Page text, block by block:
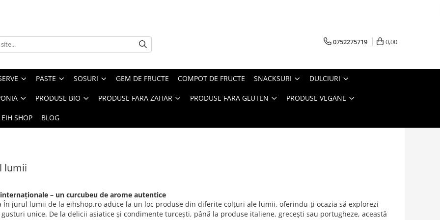
0752275719 0,00
PASTE SOSURI GEM DE FRUCTE COMPOT DE FRUCTE SNACKSURI DULCIURI
PRODUSE BIO PRODUSE FARA ZAHAR PRODUSE FARA GLUTEN PRODUSE VEGANE
SHOP BLOG
lumii
– un curcubeu de arome autentice
În jurul lumii de la eihshop.ro aduce la un loc produse din diferite colțuri ale lumii, oferindu-ți ocazia să explorezi
unice. De la delicii asiatice și condimente turcești, până la produse italiene, grecești sau portugheze, această